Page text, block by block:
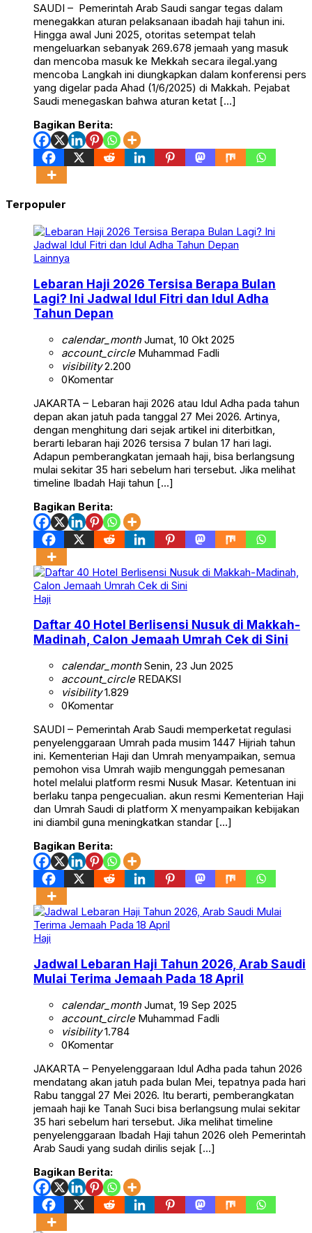
SAUDI – Pemerintah Arab Saudi sangar tegas dalam
menegakkan aturan pelaksanaan ibadah haji tahun ini.
Hingga awal Juni 2025, otoritas setempat telah
mengeluarkan sebanyak 269.678 jemaah yang masuk
dan mencoba masuk ke Mekkah secara ilegal.yang
mencoba Langkah ini diungkapkan dalam konferensi pers
yang digelar pada Ahad (1/6/2025) di Makkah. Pejabat
Saudi menegaskan bahwa aturan ketat […]
Bagikan Berita:
Terpopuler
Lainnya
Lebaran Haji 2026 Tersisa Berapa Bulan
Lagi? Ini Jadwal Idul Fitri dan Idul Adha
Tahun Depan
calendar_monthJumat, 10 Okt 2025
account_circleMuhammad Fadli
visibility2.200
0Komentar
JAKARTA – Lebaran haji 2026 atau Idul Adha pada tahun
depan akan jatuh pada tanggal 27 Mei 2026. Artinya,
dengan menghitung dari sejak artikel ini diterbitkan,
berarti lebaran haji 2026 tersisa 7 bulan 17 hari lagi.
Adapun pemberangkatan jemaah haji, bisa berlangsung
mulai sekitar 35 hari sebelum hari tersebut. Jika melihat
timeline Ibadah Haji tahun […]
Bagikan Berita:
Haji
Daftar 40 Hotel Berlisensi Nusuk di Makkah-
Madinah, Calon Jemaah Umrah Cek di Sini
calendar_monthSenin, 23 Jun 2025
account_circleREDAKSI
visibility1.829
0Komentar
SAUDI – Pemerintah Arab Saudi memperketat regulasi
penyelenggaraan Umrah pada musim 1447 Hijriah tahun
ini. Kementerian Haji dan Umrah menyampaikan, semua
pemohon visa Umrah wajib mengunggah pemesanan
hotel melalui platform resmi Nusuk Masar. Ketentuan ini
berlaku tanpa pengecualian. akun resmi Kementerian Haji
dan Umrah Saudi di platform X menyampaikan kebijakan
ini diambil guna meningkatkan standar […]
Bagikan Berita:
Haji
Jadwal Lebaran Haji Tahun 2026, Arab Saudi
Mulai Terima Jemaah Pada 18 April
calendar_monthJumat, 19 Sep 2025
account_circleMuhammad Fadli
visibility1.784
0Komentar
JAKARTA – Penyelenggaraan Idul Adha pada tahun 2026
mendatang akan jatuh pada bulan Mei, tepatnya pada hari
Rabu tanggal 27 Mei 2026. Itu berarti, pemberangkatan
jemaah haji ke Tanah Suci bisa berlangsung mulai sekitar
35 hari sebelum hari tersebut. Jika melihat timeline
penyelenggaraan Ibadah Haji tahun 2026 oleh Pemerintah
Arab Saudi yang sudah dirilis sejak […]
Bagikan Berita: